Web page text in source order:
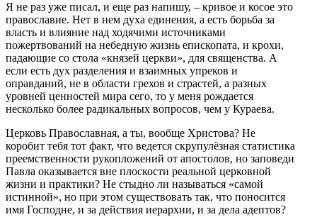
Я не раз уже писал, и еще раз напишу, – кривое и косое это
православие. Нет в нем духа единения, а есть борьба за
власть и влияние над ходячими источниками
пожертвований на небедную жизнь епископата, и крохи,
падающие со стола «князей церкви», для священства. А
если есть дух разделения и взаимных упреков и
оправданий, не в области грехов и страстей, а разных
уровней ценностей мира сего, то у меня рождается
несколько более радикальных вопросов, чем у Кураева.
Церковь Православная, а ты, вообще Христова? Не
коробит тебя тот факт, что ведется скрупулёзная статистика
преемственности рукопложений от апостолов, но заповеди
Павла оказывается вне плоскости реальной церковной
жизни и практики? Не стыдно ли называться «самой
истинной», но при этом существовать так, что поносится
имя Господне, и за действия иерархии, и за дела адептов?